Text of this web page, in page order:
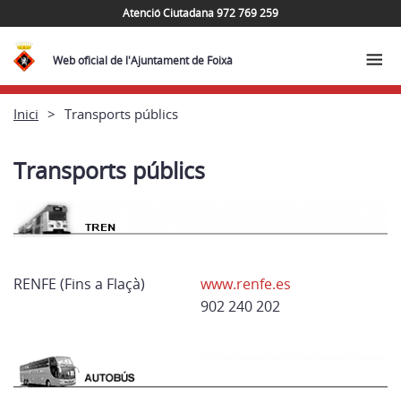
Atenció Ciutadana 972 769 259
Web oficial de l'Ajuntament de Foixà
Inici Transports públics
Transports públics
RENFE (Fins a Flaçà)
www.renfe.es
902 240 202